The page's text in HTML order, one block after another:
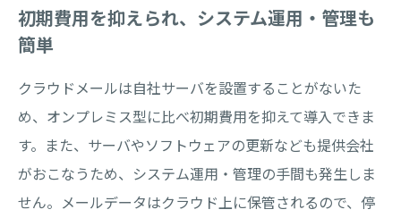
初期費用を抑えられ、システム運用・管理も
簡単
クラウドメールは自社サーバを設置することがないた
め、オンプレミス型に比べ初期費用を抑えて導入できま
す。また、サーバやソフトウェアの更新なども提供会社
がおこなうため、システム運用・管理の手間も発生しま
せん。メールデータはクラウド上に保管されるので、停